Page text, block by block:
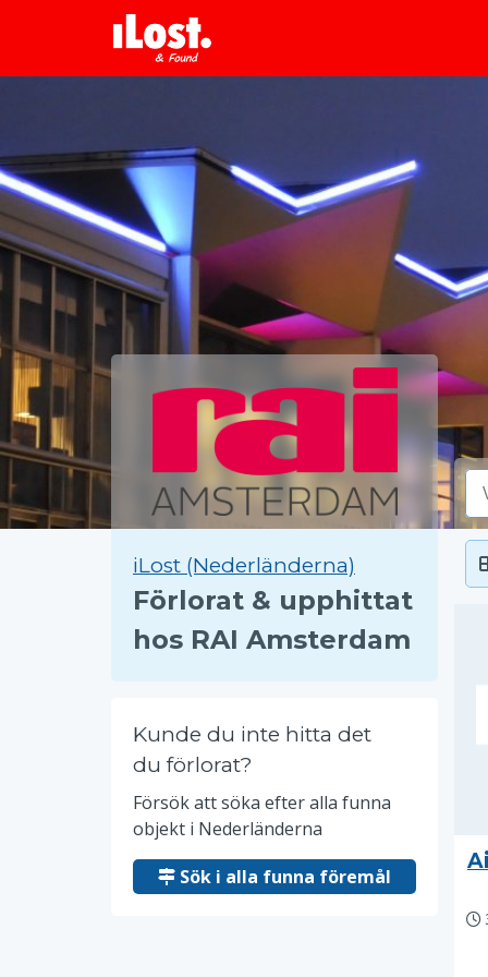
iLost (Nederländerna)
Förlorat & upphittat
hos RAI Amsterdam
Kunde du inte hitta det
du förlorat?
Försök att söka efter alla funna
objekt i Nederländerna
Sök i alla funna föremål